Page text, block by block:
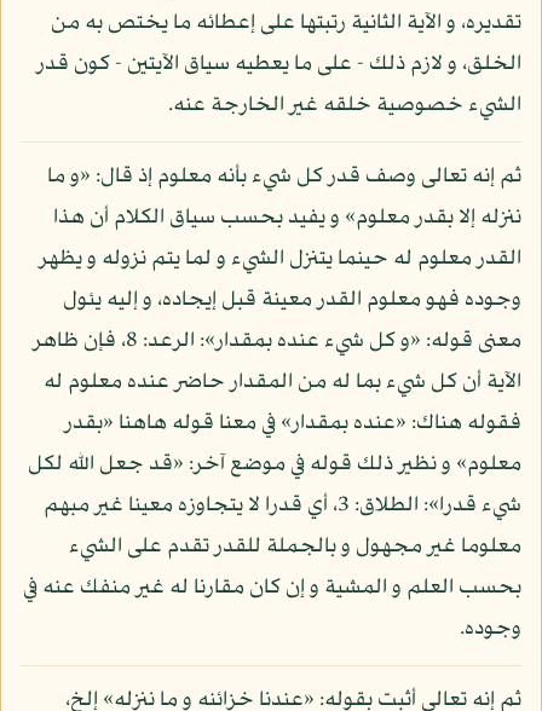
تقديره، و الآية الثانية رتبتها على إعطائه ما يختص به من
الخلق، و لازم ذلك - على ما يعطيه سياق الآيتين - كون قدر
الشيء خصوصية خلقه غير الخارجة عنه.
ثم إنه تعالى وصف قدر كل شيء بأنه معلوم إذ قال: «و ما
ننزله إلا بقدر معلوم» و يفيد بحسب سياق الكلام أن هذا
القدر معلوم له حينما يتنزل الشيء و لما يتم نزوله و يظهر
وجوده فهو معلوم القدر معينة قبل إيجاده، و إليه يئول
معنى قوله: «و كل شيء عنده بمقدار»: الرعد: 8، فإن ظاهر
الآية أن كل شيء بما له من المقدار حاضر عنده معلوم له
فقوله هناك: «عنده بمقدار» في معنا قوله هاهنا «بقدر
معلوم» و نظير ذلك قوله في موضع آخر: «قد جعل الله لكل
شيء قدرا»: الطلاق: 3، أي قدرا لا يتجاوزه معينا غير مبهم
معلوما غير مجهول و بالجملة للقدر تقدم على الشيء
بحسب العلم و المشية و إن كان مقارنا له غير منفك عنه في
وجوده.
ثم إنه تعالى أثبت بقوله: «عندنا خزائنه و ما ننزله» إلخ،